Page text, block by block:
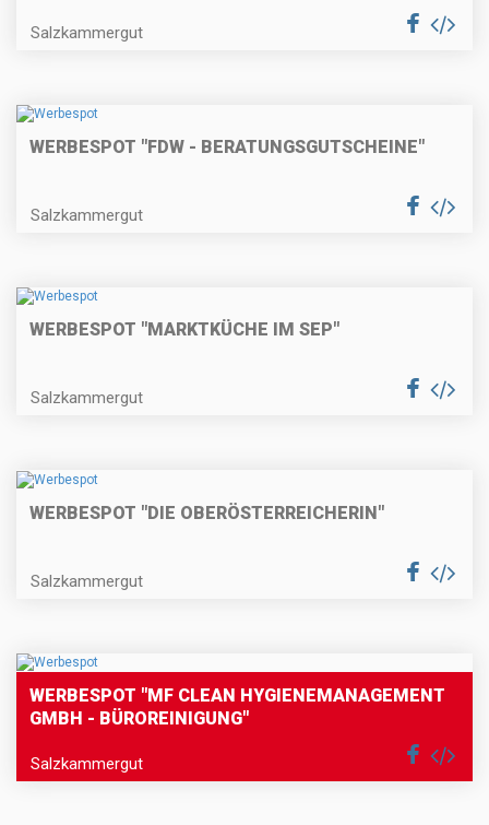
Salzkammergut
WERBESPOT "FDW - BERATUNGSGUTSCHEINE"
Salzkammergut
WERBESPOT "MARKTKÜCHE IM SEP"
Salzkammergut
WERBESPOT "DIE OBERÖSTERREICHERIN"
Salzkammergut
WERBESPOT "MF CLEAN HYGIENEMANAGEMENT
GMBH - BÜROREINIGUNG"
Salzkammergut